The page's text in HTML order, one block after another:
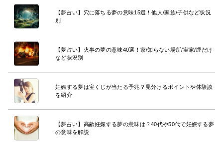
【夢占い】穴に落ちる夢の意味15選！他人/家族/子供など状況
別
【夢占い】火事の夢の意味40選！家/知らない場所/実家/煙だけ
など状況別
妊娠する夢は宝くじが当たる予兆？見分けるポイントや体験談
を紹介
【夢占い】高齢妊娠する夢の意味は？40代や50代で妊娠する夢
の意味を解説